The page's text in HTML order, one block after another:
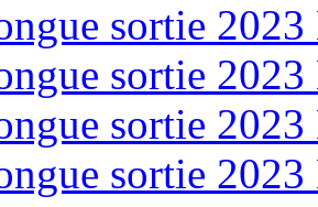
sortie 2023
sortie 2023
sortie 2023
sortie 2023